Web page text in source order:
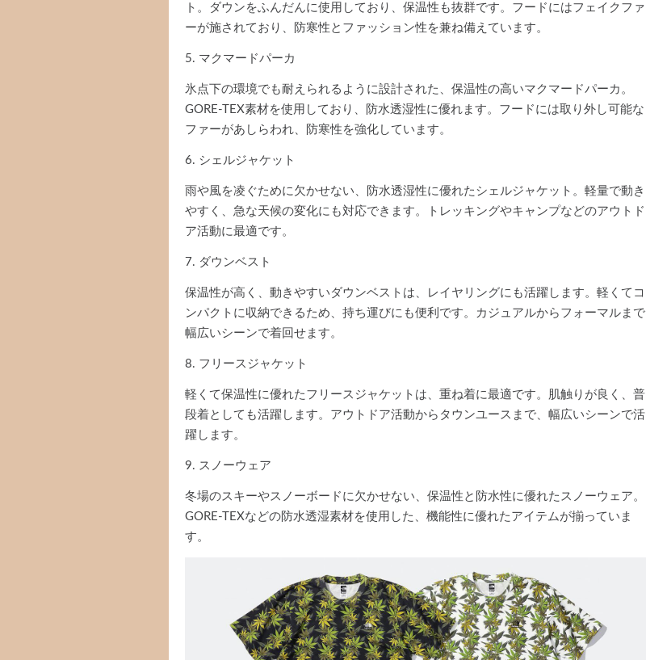
ト。ダウンをふんだんに使用しており、保温性も抜群です。フードにはフェイクファ
ーが施されており、防寒性とファッション性を兼ね備えています。
5. マクマードパーカ
氷点下の環境でも耐えられるように設計された、保温性の高いマクマードパーカ。
GORE-TEX素材を使用しており、防水透湿性に優れます。フードには取り外し可能な
ファーがあしらわれ、防寒性を強化しています。
6. シェルジャケット
雨や風を凌ぐために欠かせない、防水透湿性に優れたシェルジャケット。軽量で動き
やすく、急な天候の変化にも対応できます。トレッキングやキャンプなどのアウトド
ア活動に最適です。
7. ダウンベスト
保温性が高く、動きやすいダウンベストは、レイヤリングにも活躍します。軽くてコ
ンパクトに収納できるため、持ち運びにも便利です。カジュアルからフォーマルまで
幅広いシーンで着回せます。
8. フリースジャケット
軽くて保温性に優れたフリースジャケットは、重ね着に最適です。肌触りが良く、普
段着としても活躍します。アウトドア活動からタウンユースまで、幅広いシーンで活
躍します。
9. スノーウェア
冬場のスキーやスノーボードに欠かせない、保温性と防水性に優れたスノーウェア。
GORE-TEXなどの防水透湿素材を使用した、機能性に優れたアイテムが揃っていま
す。